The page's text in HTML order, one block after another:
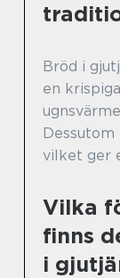
Bröd i
en
vilket ger
Vilka
finns
i